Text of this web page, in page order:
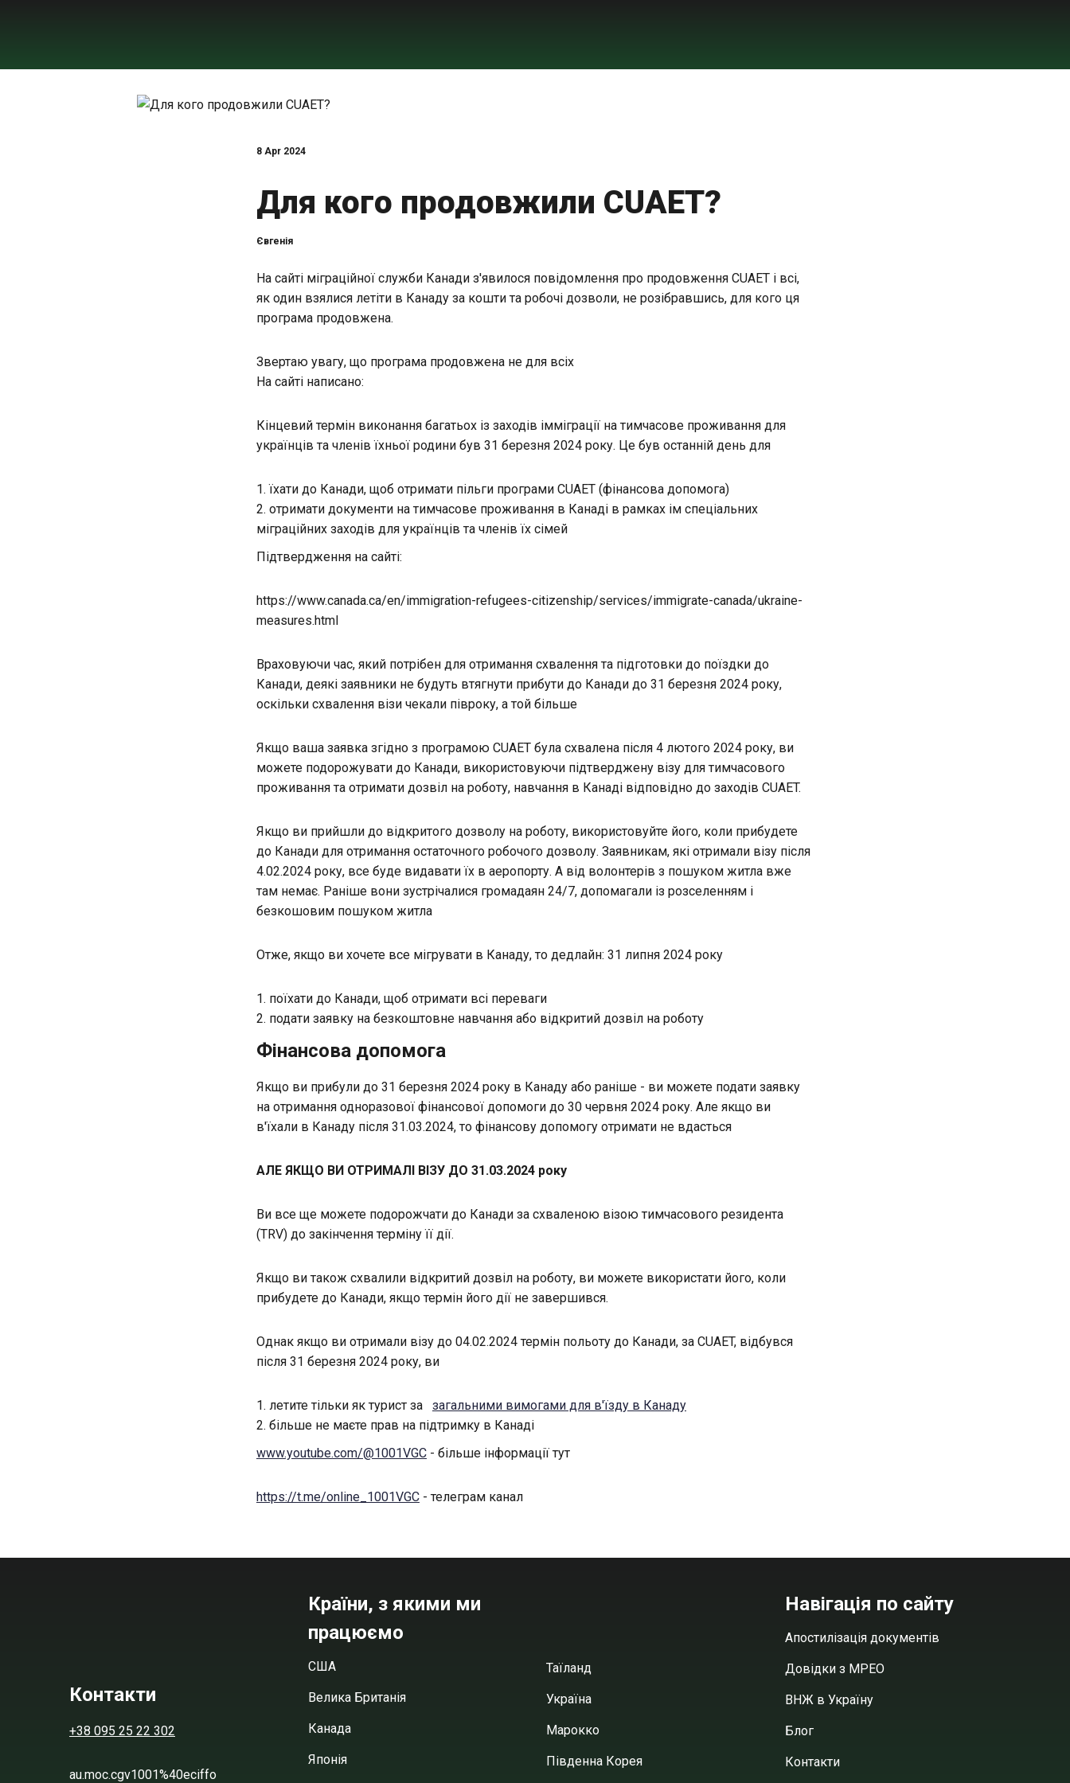
8 Apr 2024
Для кого продовжили CUAET?
Євгенія
На сайті міграційної служби Канади з'явилося повідомлення про продовження CUAET і всі,
як один взялися летіти в Канаду за кошти та робочі дозволи, не розібравшись, для кого ця
програма продовжена.
Звертаю увагу, що програма продовжена не для всіх
На сайті написано:
Кінцевий термін виконання багатьох із заходів імміграції на тимчасове проживання для
українців та членів їхньої родини був 31 березня 2024 року. Це був останній день для
їхати до Канади, щоб отримати пільги програми CUAET (фінансова допомога)
отримати документи на тимчасове проживання в Канаді в рамках ім спеціальних
міграційних заходів для українців та членів їх сімей
Підтвердження на сайті:
https://www.canada.ca/en/immigration-refugees-citizenship/services/immigrate-canada/ukraine-
measures.html
Враховуючи час, який потрібен для отримання схвалення та підготовки до поїздки до
Канади, деякі заявники не будуть втягнути прибути до Канади до 31 березня 2024 року,
оскільки схвалення візи чекали півроку, а той більше
Якщо ваша заявка згідно з програмою CUAET була схвалена після 4 лютого 2024 року, ви
можете подорожувати до Канади, використовуючи підтверджену візу для тимчасового
проживання та отримати дозвіл на роботу, навчання в Канаді відповідно до заходів CUAET.
Якщо ви прийшли до відкритого дозволу на роботу, використовуйте його, коли прибудете
до Канади для отримання остаточного робочого дозволу. Заявникам, які отримали візу після
4.02.2024 року, все буде видавати їх в аеропорту. А від волонтерів з пошуком житла вже
там немає. Раніше вони зустрічалися громадаян 24/7, допомагали із розселенням і
безкошовим пошуком житла
Отже, якщо ви хочете все мігрувати в Канаду, то дедлайн: 31 липня 2024 року
поїхати до Канади, щоб отримати всі переваги
подати заявку на безкоштовне навчання або відкритий дозвіл на роботу
Фінансова допомога
Якщо ви прибули до 31 березня 2024 року в Канаду або раніше - ви можете подати заявку
на отримання одноразової фінансової допомоги до 30 червня 2024 року. Але якщо ви
в'їхали в Канаду після 31.03.2024, то фінансову допомогу отримати не вдасться
АЛЕ ЯКЩО ВИ ОТРИМАЛІ ВІЗУ ДО 31.03.2024 року
Ви все ще можете подорожчати до Канади за схваленою візою тимчасового резидента
(TRV) до закінчення терміну її дії.
Якщо ви також схвалили відкритий дозвіл на роботу, ви можете використати його, коли
прибудете до Канади, якщо термін його дії не завершився.
Однак якщо ви отримали візу до 04.02.2024 термін польоту до Канади, за CUAET, відбувся
після 31 березня 2024 року, ви
летите тільки як турист за загальними вимогами для в'їзду в Канаду
більше не маєте прав на підтримку в Канаді
www.youtube.com/@1001VGC - більше інформації тут
https://t.me/online_1001VGC - телеграм канал
Контакти
+38 095 25 22 302
au.moc.cgv1001%40eciffo
Країни, з якими ми
працюємо
США
Велика Британія
Канада
Японія
Таїланд
Україна
Марокко
Південна Корея
Навігація по сайту
Апостилізація документів
Довідки з МРЕО
ВНЖ в Україну
Блог
Контакти